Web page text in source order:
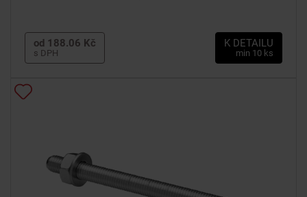
od 188.06 Kč
s DPH
K DETAILU
min 10 ks